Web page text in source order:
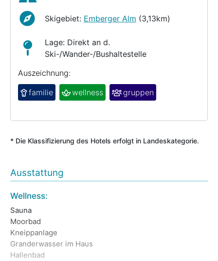
Skigebiet: Emberger Alm (3,13km)
Lage: Direkt an d.
Ski-/Wander-/Bushaltestelle
Auszeichnung:
familie
wellness gruppen
* Die Klassifizierung des Hotels erfolgt in Landeskategorie.
Ausstattung
Wellness:
Sauna
Moorbad
Kneippanlage
Granderwasser im Haus
Hallenbad